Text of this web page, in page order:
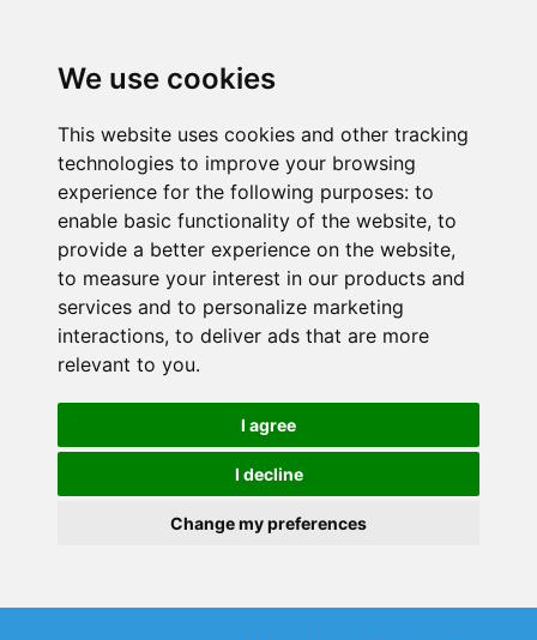
We use cookies
This website uses cookies and other tracking
technologies to improve your browsing
experience for the following purposes: to
enable basic functionality of the website, to
provide a better experience on the website,
to measure your interest in our products and
services and to personalize marketing
interactions, to deliver ads that are more
relevant to you.
I agree
I decline
Change my preferences